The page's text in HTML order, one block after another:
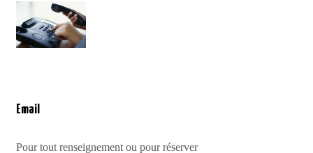
Email
Pour tout renseignement ou pour réserver